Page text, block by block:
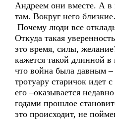
Андреем они вместе. А в
там. Вокруг него
Почему люди все
Откуда такая
это время, силы,
кажется такой длинной в
что война была давным –
тротуару старичок идет
его –оказывается
годами прошлое
это происходит, не